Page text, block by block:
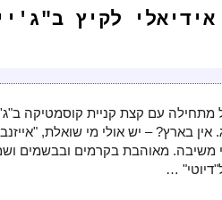
לקיץ
מתחילה עם קצת קניית קוסמטיקה
אין בארץ? – יש אולי מי שואלת,
משיבה. מאוהבת בקרמים ובבשמים
…